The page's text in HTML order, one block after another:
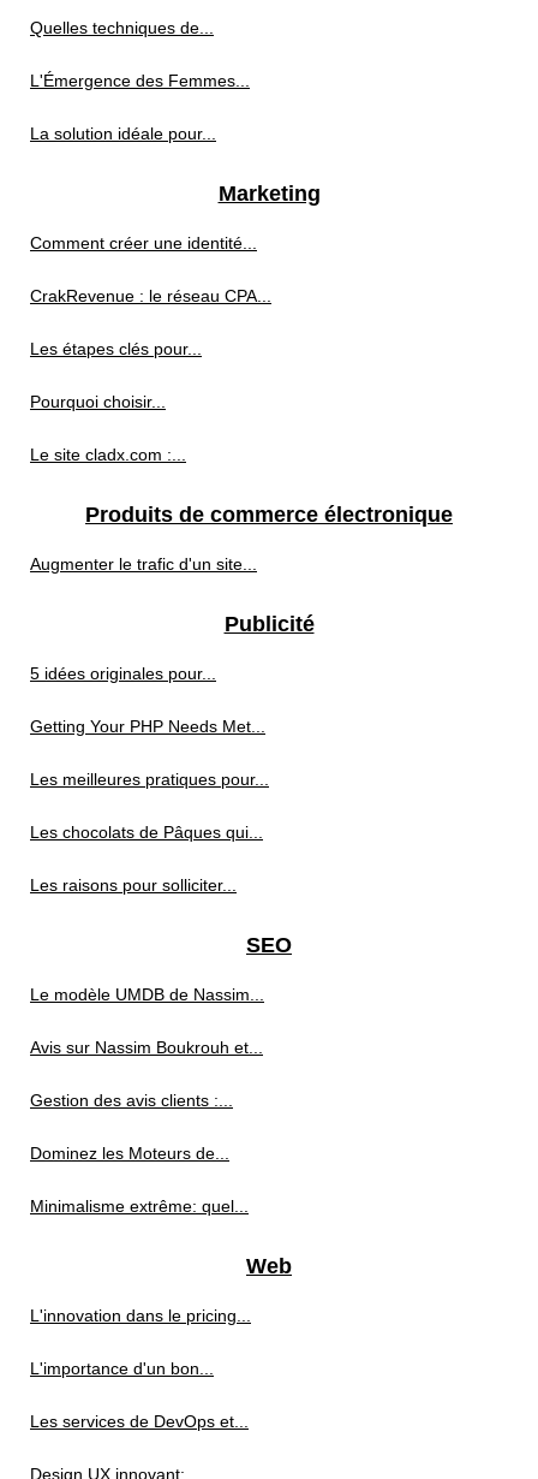
Quelles techniques de...
L'Émergence des Femmes...
La solution idéale pour...
Marketing
Comment créer une identité...
CrakRevenue : le réseau CPA...
Les étapes clés pour...
Pourquoi choisir...
Le site cladx.com :...
Produits de commerce électronique
Augmenter le trafic d'un site...
Publicité
5 idées originales pour...
Getting Your PHP Needs Met...
Les meilleures pratiques pour...
Les chocolats de Pâques qui...
Les raisons pour solliciter...
SEO
Le modèle UMDB de Nassim...
Avis sur Nassim Boukrouh et...
Gestion des avis clients :...
Dominez les Moteurs de...
Minimalisme extrême: quel...
Web
L'innovation dans le pricing...
L'importance d'un bon...
Les services de DevOps et...
Design UX innovant:...